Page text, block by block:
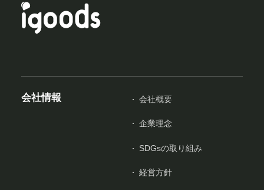
会社情報 会社概要
企業理念
SDGsの取り組み
経営方針